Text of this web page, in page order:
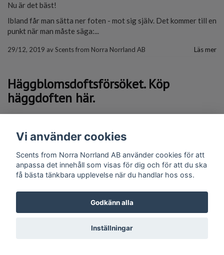
Nu är det bäst!
Ibland får man sätta ner foten - mot sig själv. Det kommer till en
punkt när man måste säga:...
29/12, 2019 avScents from Norra Norrland AB Läs mer
Häggblomsdoftsförsöket. Köp
häggdoften här.
Buy it here. Köp den här!
Nu är häggblommedoften inkapslad och headspacead. Det
finns...
13/12, 2019avScents from Norra Norrland AB Läs mer
Vi använder cookies
Scents from Norra Norrland AB använder cookies för att
anpassa det innehåll som visas för dig och för att du ska
få bästa tänkbara upplevelse när du handlar hos oss.
Godkänn alla
Inställningar